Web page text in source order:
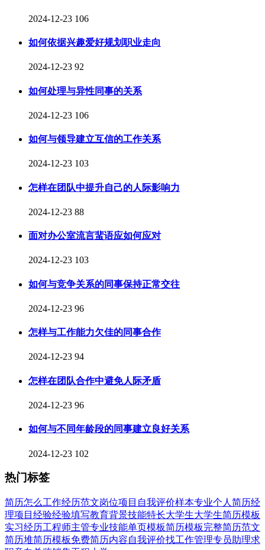
2024-12-23 106
如何依据兴趣爱好规划职业走向
2024-12-23 92
如何处理与异性同事的关系
2024-12-23 106
如何与领导建立互信的工作关系
2024-12-23 103
怎样在团队中提升自己的人际影响力
2024-12-23 88
面对办公室流言蜚语应如何应对
2024-12-23 103
如何与竞争关系的同事保持正常交往
2024-12-23 96
怎样与工作能力欠佳的同事合作
2024-12-23 94
怎样在团队合作中避免人际矛盾
2024-12-23 96
如何与不同年龄段的同事建立良好关系
2024-12-23 102
热门标签
简历怎么工作经历范文岗位项目 自我评价样本专业个人简历经
理项目经验经验填写教育背景技能特长大学生大学生简历模板
实习经历工程师主管专业技能单页模板简历模板完整简历范文
简历堆简历模板免费简历内容自我评价找工作管理专员助理求